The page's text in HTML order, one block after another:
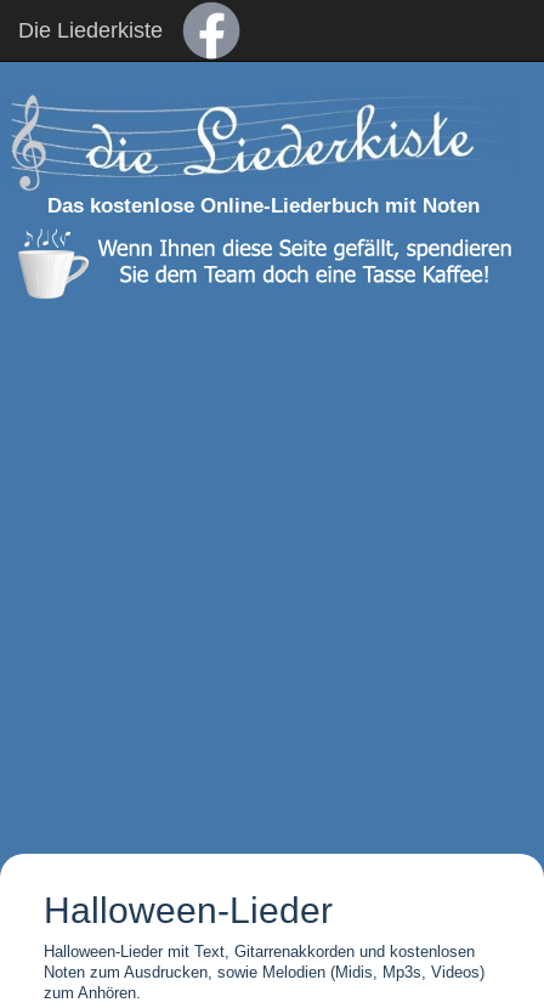
Die Liederkiste
Das kostenlose Online-Liederbuch mit Noten
Halloween-Lieder
Halloween-Lieder mit Text, Gitarrenakkorden und kostenlosen
Noten zum Ausdrucken, sowie Melodien (Midis, Mp3s, Videos)
zum Anhören.